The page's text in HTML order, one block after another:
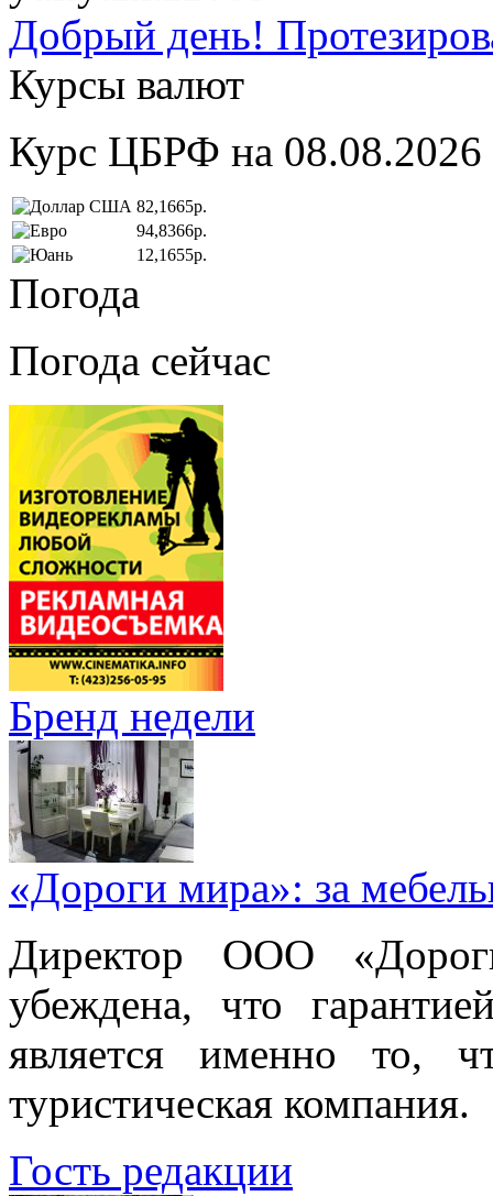
Добрый день!
Курсы валют
Курс ЦБРФ на 08.08.2026
82,1665р.
94,8366р.
12,1655р.
Погода
Погода сейчас
Бренд недели
«Дороги мира»: за
Директор ООО
убеждена, что
является именно то,
туристическая компания.
Гость редакции